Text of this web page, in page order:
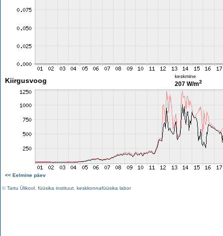
Kiirgusvoog
keskmine
207 W/m2
<< Eelmine päev
©Tartu Ülikool füüsika instituut keskkonnafüüsika labor